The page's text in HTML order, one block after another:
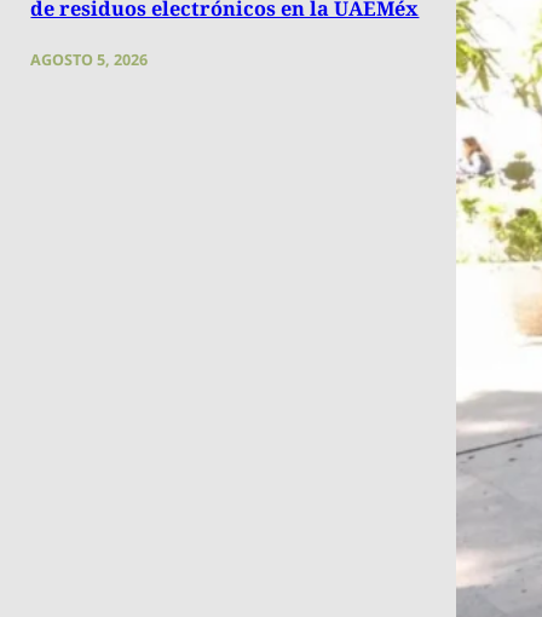
de residuos electrónicos en la UAEMéx
AGOSTO 5, 2026